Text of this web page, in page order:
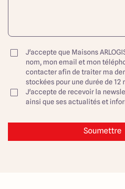
J'accepte que Maisons
nom, mon email et mon
contacter afin de traiter ma
stockées pour une durée de 12
J'accepte de recevoir la
ainsi que ses actualités et
Soumettre